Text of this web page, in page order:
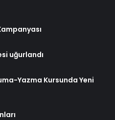
uğurlandı
Yazma Kursunda Yeni